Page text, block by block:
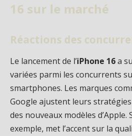
16 sur le marché
Réactions des
Le lancement de l’iPhone 16a
variées parmi les concurrents
smartphones. Les marques
Google ajustent leurs
des nouveaux modèles d’Apple.
exemple, met l’accent sur la